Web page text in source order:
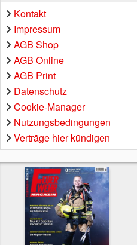
Kontakt
Impressum
AGB Shop
AGB Online
AGB Print
Datenschutz
Cookie-Manager
Nutzungsbedingungen
Verträge hier kündigen